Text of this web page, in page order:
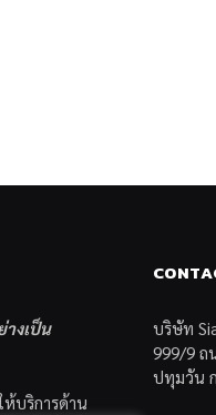
างเป็น
บริการด้าน
บริษัท
999/9 ถ
ปทุมวัน